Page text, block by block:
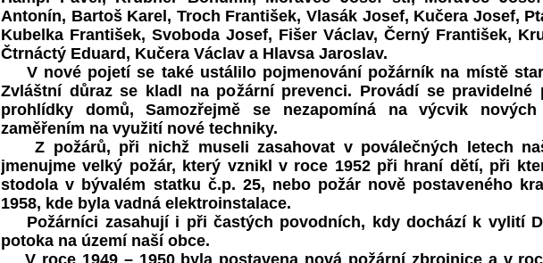
Antonín, Bartoš Karel, Troch František, Vlasák Josef, Kučera Josef,
Kubelka František, Svoboda Josef, Fišer Václav, Černý František,
Čtrnáctý Eduard, Kučera Václav a Hlavsa Jaroslav.
V nové pojetí se také ustálilo pojmenování požárník na místě
Zvláštní důraz se kladl na požární prevenci. Provádí se pravidelné
prohlídky domů, Samozřejmě se nezapomíná na výcvik
zaměřením na využití nové techniky.
Z požárů, při nichž museli zasahovat v poválečných letech
jmenujme velký požár, který vznikl v roce 1952 při hraní dětí, při
stodola v bývalém statku č.p. 25, nebo požár nově postaveného
1958, kde byla vadná elektroinstalace.
Požárníci zasahují i při častých povodních, kdy dochází k vylití
potoka na území naší obce.
V roce 1949 – 1950 byla postavena nová požární zbrojnice a v